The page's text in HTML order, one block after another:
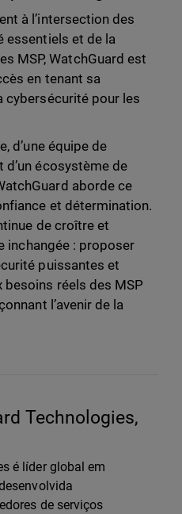
à l’intersection des
essentiels et de la
MSP, WatchGuard est
en tenant sa
cybersécurité pour les
d’une équipe de
écosystème de
aborde ce
et détermination.
de croître et
inchangée : proposer
puissantes et
réels des MSP
l’avenir de la
Technologies,
é líder global em
de serviços